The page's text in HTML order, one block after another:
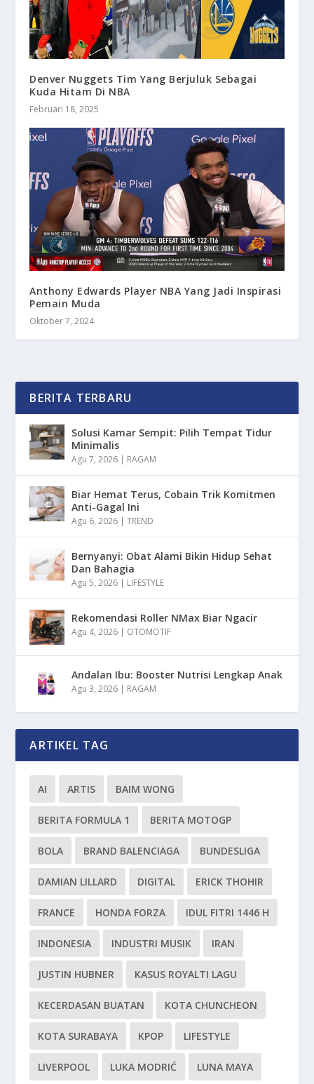
Denver Nuggets Tim Yang Berjuluk Sebagai
Kuda Hitam Di NBA
Februari 18, 2025
Anthony Edwards Player NBA Yang Jadi Inspirasi
Pemain Muda
Oktober 7, 2024
BERITA TERBARU
Solusi Kamar Sempit: Pilih Tempat Tidur
Minimalis
Agu 7, 2026 | RAGAM
Biar Hemat Terus, Cobain Trik Komitmen
Anti-Gagal Ini
Agu 6, 2026 |TREND
Bernyanyi: Obat Alami Bikin Hidup Sehat
Dan Bahagia
Agu 5, 2026 | LIFESTYLE
Rekomendasi Roller NMax Biar Ngacir
Agu 4, 2026 | OTOMOTIF
Andalan Ibu: Booster Nutrisi Lengkap Anak
Agu 3, 2026 | RAGAM
ARTIKEL TAG
AI ARTIS BAIM WONG
BERITA FORMULA 1 BERITA MOTOGP
BOLA BRAND BALENCIAGA BUNDESLIGA
DAMIAN LILLARD DIGITAL ERICK THOHIR
FRANCE HONDA FORZA IDUL FITRI 1446 H
INDONESIA INDUSTRI MUSIK IRAN
JUSTIN HUBNER KASUS ROYALTI LAGU
KECERDASAN BUATAN KOTA CHUNCHEON
KOTA SURABAYA KPOP LIFESTYLE
LIVERPOOL LUKA MODRIĆ LUNA MAYA